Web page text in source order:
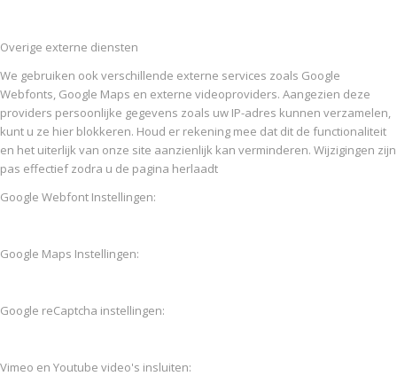
Overige externe diensten
We gebruiken ook verschillende externe services zoals Google
Webfonts, Google Maps en externe videoproviders. Aangezien deze
providers persoonlijke gegevens zoals uw IP-adres kunnen verzamelen,
kunt u ze hier blokkeren. Houd er rekening mee dat dit de functionaliteit
en het uiterlijk van onze site aanzienlijk kan verminderen. Wijzigingen zijn
pas effectief zodra u de pagina herlaadt
Google Webfont Instellingen:
Google Maps Instellingen:
Google reCaptcha instellingen:
Vimeo en Youtube video's insluiten: